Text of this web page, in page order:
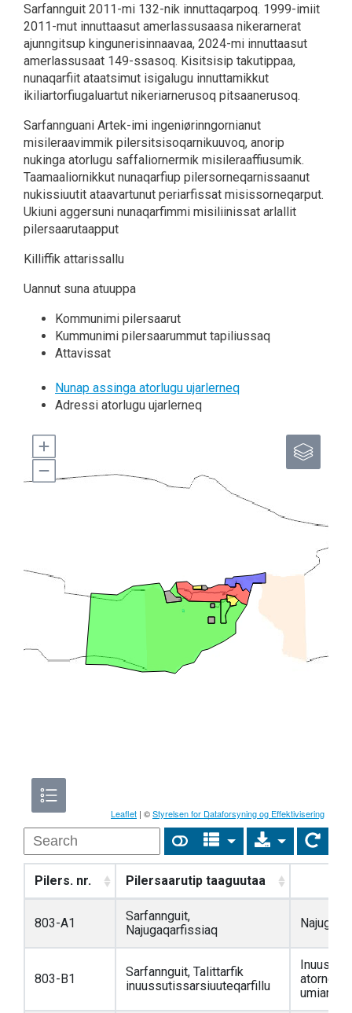
Sarfannguit 2011-mi 132-nik innuttaqarpoq. 1999-imiit
2011-mut innuttaasut amerlassusaasa nikerarnerat
ajunngitsup kingunerisinnaavaa, 2024-mi innuttaasut
amerlassusaat 149-ssasoq. Kisitsisip takutippaa,
nunaqarfiit ataatsimut isigalugu innuttamikkut
ikiliartorfiugaluartut nikeriarnerusoq pitsaanerusoq.
Sarfannguani Artek-imi ingeniørinngornianut
misileraavimmik pilersitsisoqarnikuuvoq, anorip
nukinga atorlugu saffaliornermik misileraaffiusumik.
Taamaaliornikkut nunaqarfiup pilersorneqarnissaanut
nukissiuutit ataavartunut periarfissat misissorneqarput.
Ukiuni aggersuni nunaqarfimmi misiliinissat arlallit
pilersaarutaapput
Killiffik attarissallu
Uannut suna atuuppa
Kommunimi pilersaarut
Kummunimi pilersaarummut tapiliussaq
Attavissat
Nunap assinga atorlugu ujarlerneq
Adressi atorlugu ujarlerneq
Leaflet | ©Styrelsen for Dataforsyning og Effektivisering
Pilers. nr. Pilersaarutip taaguutaa
803-A1
Sarfannguit,
Najugaqarfissiaq
803-B1
Sarfannguit, Talittarfik
inuussutissarsiuuteqarfillu